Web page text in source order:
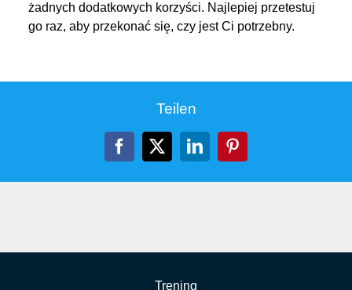
żadnych dodatkowych korzyści. Najlepiej przetestuj
go raz, aby przekonać się, czy jest Ci potrzebny.
Teilen
Facebook
X LinkedInPinterest
Trening